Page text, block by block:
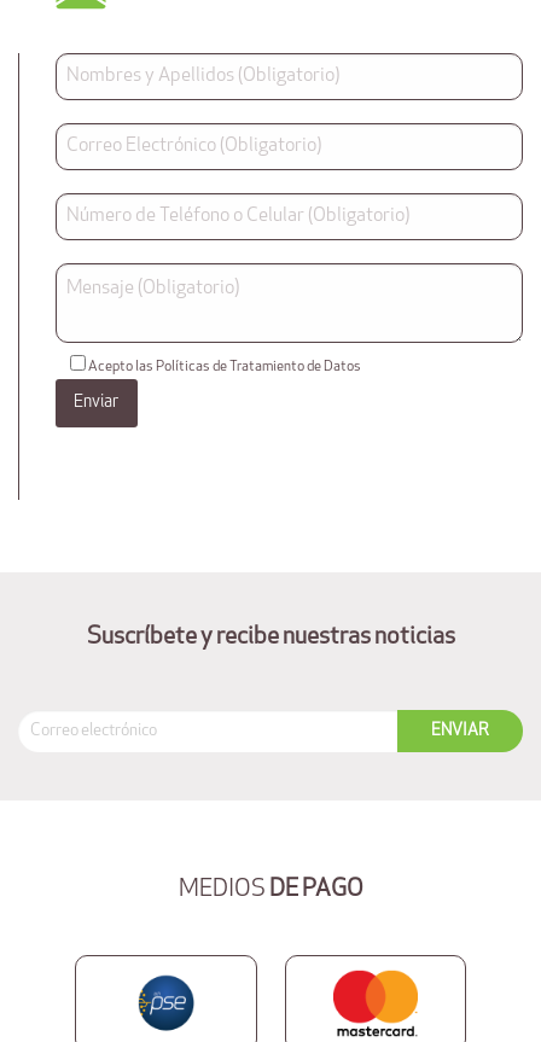
Acepto las Políticas de Tratamiento de Datos
Suscríbete y recibe nuestras noticias
MEDIOS DE PAGO